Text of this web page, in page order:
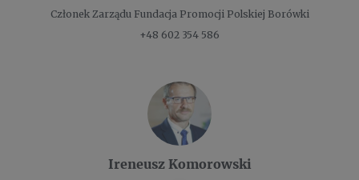
Członek Zarządu Fundacja Promocji Polskiej Borówki
+48 602 354 586
Ireneusz Komorowski